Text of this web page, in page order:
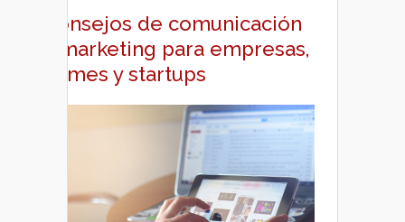
Consejos de comunicación
y marketing para empresas,
pymes y startups